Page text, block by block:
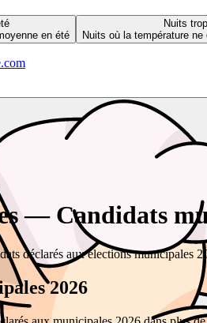
en été
Nuits
Nuits où la température
— Candidats
déclarés aux élections municipales
2026